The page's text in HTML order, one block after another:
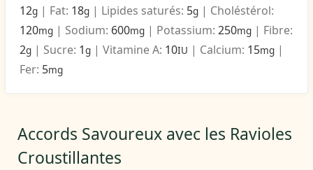
12g | Fat: 18g | Lipides saturés: 5g | Choléstérol:
120mg | Sodium: 600mg | Potassium: 250mg | Fibre:
2g | Sucre: 1g | Vitamine A: 10IU | Calcium: 15mg |
Fer: 5mg
Accords Savoureux avec les Ravioles
Croustillantes